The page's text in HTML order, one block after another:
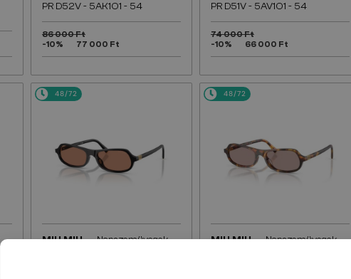
PR D52V - 5AK1O1 - 54
86 000 Ft
-10%
77 000 Ft
PR D51V - 5AV1O1 - 54
74 000 Ft
-10%
66 000 Ft
48/72
MIU MIU—Napszemüvegek
48/72
MIU MIU—Napszemüvegek